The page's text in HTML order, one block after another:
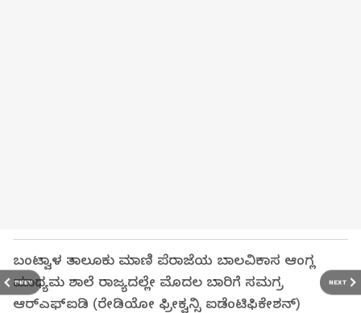
PREV NEXT
ಬಂಟ್ವಾಳ ತಾಲೂಕು ಮಾಣಿ ಪೆರಾಜೆಯ ಬಾಲವಿಕಾಸ ಆಂಗ್ಲ
ಮಾಧ್ಯಮ ಶಾಲೆ ರಾಜ್ಯದಲ್ಲೇ ಮೊದಲ ಬಾರಿಗೆ ಸಮಗ್ರ
ಆರ್‌ಎಫ್‌ಐಡಿ (ರೇಡಿಯೋ ಫ್ರೀಕ್ವನ್ಸಿ ಐಡೆಂಟಿಫಿಕೇಶನ್)